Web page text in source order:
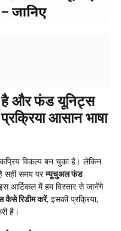
है और फंड यूनिट्स
आसान भाषा
विकल्प बन चुका है। लेकिन
सही समय परम्यूचुअल फंड
आर्टिकल में हम विस्तार से जानेंगे
कैसे रिडीम करें, इसकी प्रक्रिया,
है।